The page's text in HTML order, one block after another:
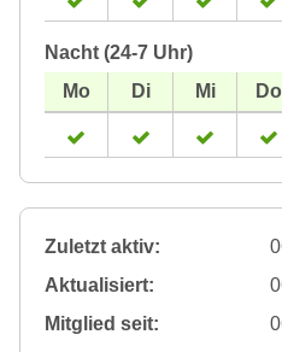
Nacht (24-7 Uhr)
Zuletzt aktiv:
Aktualisiert:
Mitglied seit: